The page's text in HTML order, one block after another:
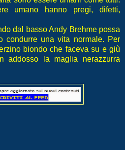
umano hanno pregi, difetti,
dal basso Andy Brehme possa
condurre una vita normale. Per
biondo che faceva su e giù
addosso la maglia nerazzurra